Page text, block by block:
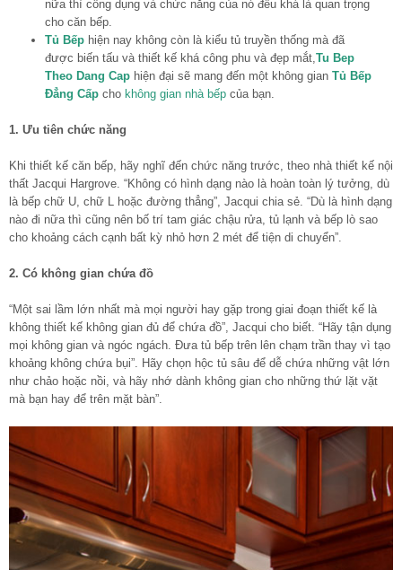
nữa thì công dụng và chức năng của nó đều khá là quan trọng
cho căn bếp.
Tủ Bếp hiện nay không còn là kiểu tủ truyền thống mà đã
được biến tấu và thiết kế khá công phu và đẹp mắt, Tu Bep
Theo Dang Cap hiện đại sẽ mang đến một không gian Tủ Bếp
Đẳng Cấp cho không gian nhà bếp của bạn.
1. Ưu tiên chức năng
Khi thiết kế căn bếp, hãy nghĩ đến chức năng trước, theo nhà thiết kế nội
thất Jacqui Hargrove. “Không có hình dạng nào là hoàn toàn lý tưởng, dù
là bếp chữ U, chữ L hoặc đường thẳng”, Jacqui chia sẻ. “Dù là hình dạng
nào đi nữa thì cũng nên bố trí tam giác chậu rửa, tủ lạnh và bếp lò sao
cho khoảng cách cạnh bất kỳ nhỏ hơn 2 mét để tiện di chuyển”.
2. Có không gian chứa đồ
“Một sai lầm lớn nhất mà mọi người hay gặp trong giai đoạn thiết kế là
không thiết kế không gian đủ để chứa đồ”, Jacqui cho biết. “Hãy tận dụng
mọi không gian và ngóc ngách. Đưa tủ bếp trên lên chạm trần thay vì tạo
khoảng không chứa bụi”. Hãy chọn hộc tủ sâu để dễ chứa những vật lớn
như chảo hoặc nồi, và hãy nhớ dành không gian cho những thứ lặt vặt
mà bạn hay để trên mặt bàn”.